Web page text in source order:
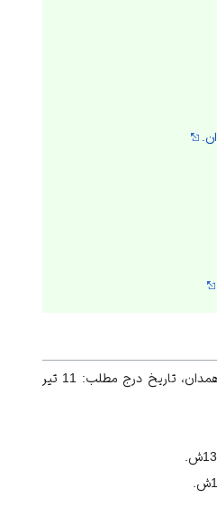
«ازدواج آسان راهی به سمت ارتقای سبک زندگی جوانان»، وب‌سایت روابط عمومی دانشگاه علوم پزشکی همدان، تاریخ درج مطلب: 11 تیر